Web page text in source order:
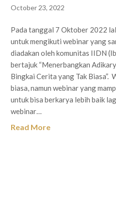
October 23, 2022
Pada tanggal 7 Oktober 2022
untuk mengikuti webinar yang
diadakan oleh komunitas IIDN
bertajuk “Menerbangkan
Bingkai Cerita yang Tak Biasa”.
biasa, namun webinar yang
untuk bisa berkarya lebih baik
webinar…
Read More